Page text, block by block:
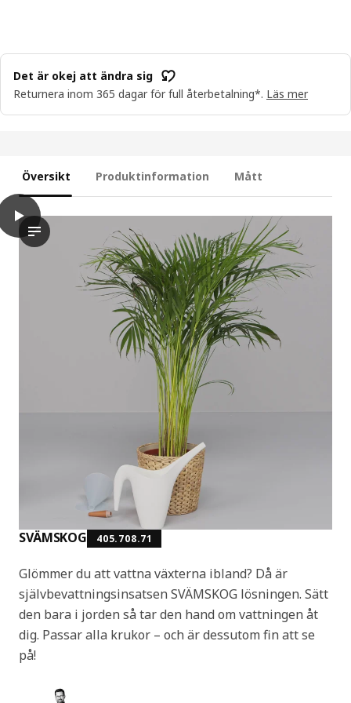
Det är okej att ändra sig
Returnera inom 365 dagar för full återbetalning*. Läs mer
Översikt Produktinformation Mått
SVÄMSKOG 405.708.71
Glömmer du att vattna växterna ibland? Då är
självbevattningsinsatsen SVÄMSKOG lösningen. Sätt
den bara i jorden så tar den hand om vattningen åt
dig. Passar alla krukor – och är dessutom fin att se
på!
play
Videon visar en självvattnande insats, kallad SVÄMSKOG,
SVÄMSKOG Självbevattningsinsats, terrakotta/transparent, 25 cl